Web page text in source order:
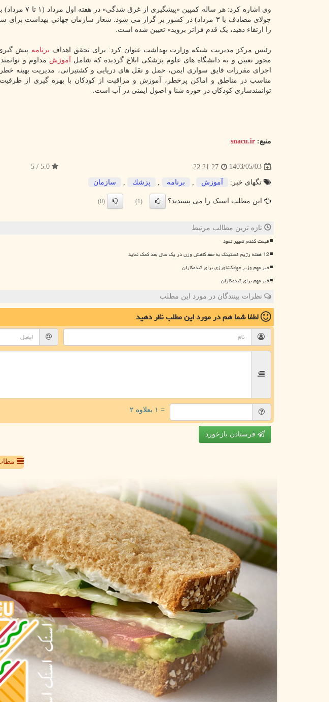
جولای مصادف با ۳ مرداد) در کشور بر گزار می شود. شعار سازمان جهانی بهداشت
را ارتقاء دهید، یک قدم فراتر بروید» تعیین شده است.
رئیس مرکز مدیریت شبکه وزارت بهداشت عنوان کرد: برای تحقق اهداف برنامه پیش
محور تعیین و به دانشگاه های علوم پزشکی ابلاغ گردیده که شامل
آموزش مداوم و
اجرای مقررات قایق سواری ایمن، حمل و نقل های دریایی و کشتیرانی، مدیریت
مناسب در مناطق و اماکن پرخطر، آموزش و مراقبت از کودکان با بهره گیری از
توانمندسازی کودکان در حوزه شنا و اصول ایمنی در آب است.
منبع: snacu.ir
1403/05/03
22:21:27
5.0 / 5
تگهای خبر: آموزش برنامه پزشك سازمان
این مطلب اسنک را می پسندید؟ (1)
(0)
تازه ترین مطالب مرتبط
قیمت گندم تغییر نمود
12 هفته رژیم فستینگ به حفظ کاهش وزن در یک سال بعد کمک نماید
خبر مهم وزیر جهادکشاورزی برای گندمکاران
خبر مهم برای گندمکاران
نظرات بینندگان در مورد این مطلب
لطفا شما همدر مورد این مطلبنظر دهید
= ۱ بعلاوه ۲
فرستادن بازخورد